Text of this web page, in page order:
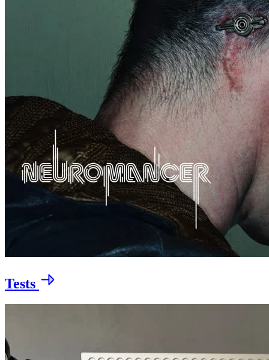
Tests